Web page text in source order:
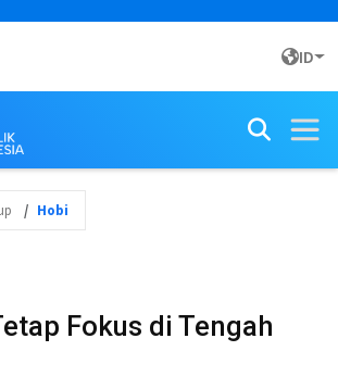
ID
Hobi
Fokus di Tengah